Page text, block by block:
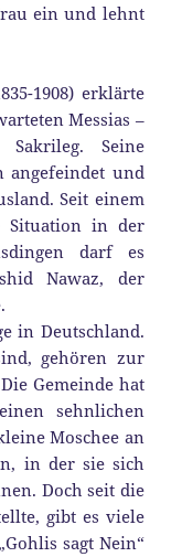
ein und lehnt
1908) erklärte
Messias –
Seine
angefeindet und
Seit einem
Situation in der
darf es
Nawaz, der
in Deutschland.
gehören zur
Gemeinde hat
sehnlichen
Moschee an
in der sie sich
Doch seit die
gibt es viele
sagt Nein“